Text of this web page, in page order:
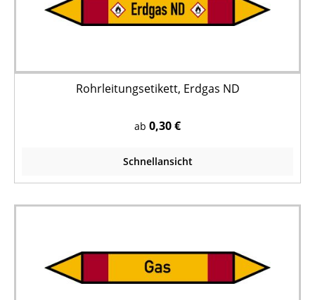
Rohrleitungsetikett, Erdgas ND
ab 0,30 €
Schnellansicht